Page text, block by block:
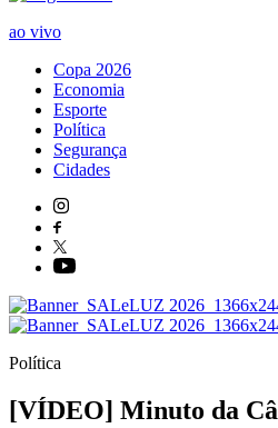
ao vivo
Copa 2026
Economia
Esporte
Política
Segurança
Cidades
Política
[VÍDEO] Minuto da